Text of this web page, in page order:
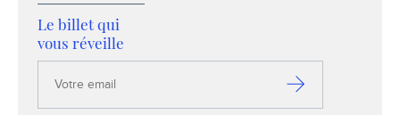
Le billet qui
vous réveille
email
S’inscrire